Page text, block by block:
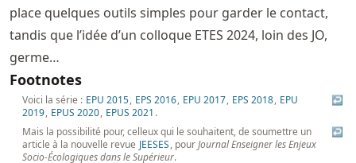
place quelques outils simples pour garder le contact,
tandis que l’idée d’un colloque ETES 2024, loin des JO,
germe…
Footnotes
Voici la série : EPU 2015, EPS 2016, EPU 2017, EPS 2018, EPU
2019, EPUS 2020, EPUS 2021 .
↩
Mais la possibilité pour, celleux qui le souhaitent, de soumettre un
article à la nouvelle revue JEESES, pourJournal Enseigner les Enjeux
Socio-Écologiques dans le Supérieur.
↩